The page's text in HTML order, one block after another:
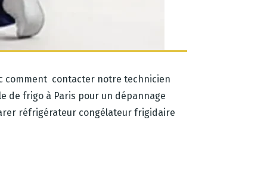
comment contacter notre technicien
de frigo à Paris pour un dépannage
réfrigérateur congélateur frigidaire